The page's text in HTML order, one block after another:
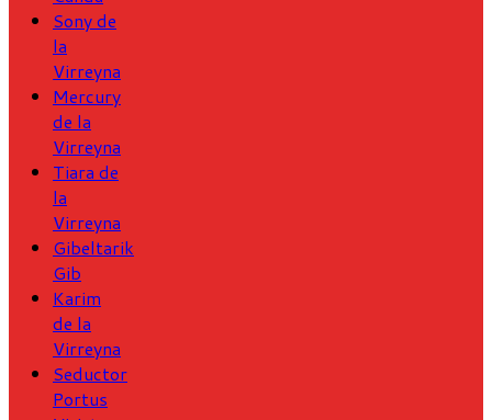
Sony de
la
Virreyna
Mercury
de la
Virreyna
Tiara de
la
Virreyna
Gibeltarik
Gib
Karim
de la
Virreyna
Seductor
Portus